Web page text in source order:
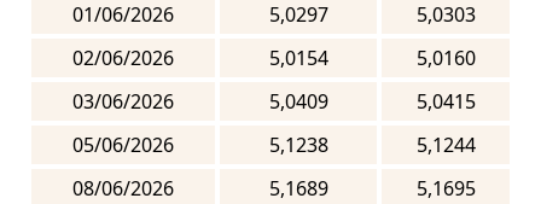
01/06/2026
5,0297
5,0303
02/06/2026
5,0154
5,0160
03/06/2026
5,0409
5,0415
05/06/2026
5,1238
5,1244
08/06/2026
5,1689
5,1695